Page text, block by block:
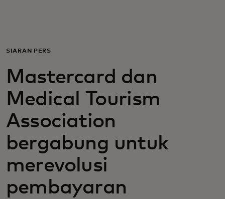
Untuk bisnis
Untuk dunia
Untuk inovator
Berita dan tren
SIARAN PERS
Mastercard dan
Medical Tourism
Association
bergabung untuk
merevolusi
pembayaran